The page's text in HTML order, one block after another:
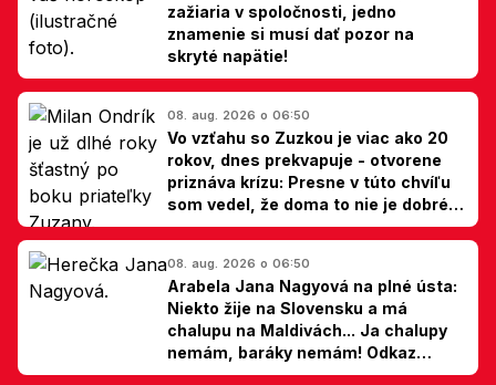
zažiaria v spoločnosti, jedno
znamenie si musí dať pozor na
skryté napätie!
08. aug. 2026 o 06:50
Vo vzťahu so Zuzkou je viac ako 20
rokov, dnes prekvapuje - otvorene
priznáva krízu: Presne v túto chvíľu
som vedel, že doma to nie je dobré,
hovorí Milan Ondrík
08. aug. 2026 o 06:50
Arabela Jana Nagyová na plné ústa:
Niekto žije na Slovensku a má
chalupu na Maldivách... Ja chalupy
nemám, baráky nemám! Odkaz
Slovákom